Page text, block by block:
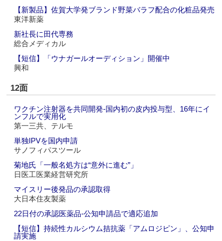
【新製品】佐賀大学発ブランド野菜バラフ配合の化粧品発売
東洋新薬
新社長に田代専務
総合メディカル
【短信】「ウナガールオーディション」開催中
興和
12面
ワクチン注射器を共同開発‐国内初の皮内投与型、16年にイ
ンフルで実用化
第一三共、テルモ
単独IPVを国内申請
サノフィパスツール
菊地氏「一般名処方は“意外に進む”」
日医工医業経営研究所
マイスリー後発品の承認取得
大日本住友製薬
22日付の承認医薬品‐公知申請品で適応追加
【短信】持続性カルシウム拮抗薬「アムロジピン」、公知申
請実施